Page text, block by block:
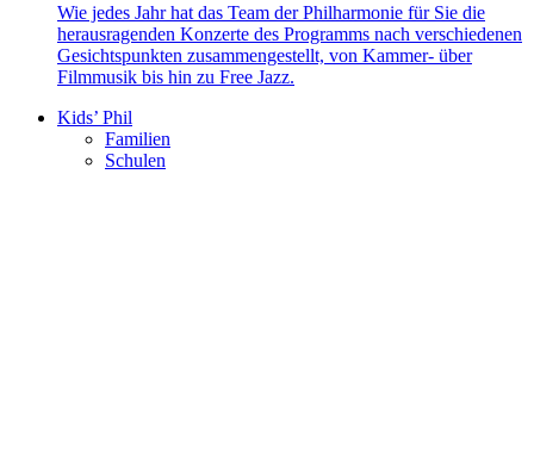
Wie jedes Jahr hat das Team der Philharmonie für Sie die
herausragenden Konzerte des Programms nach verschiedenen
Gesichtspunkten zusammengestellt, von Kammer- über
Filmmusik bis hin zu Free Jazz.
Kids’ Phil
Familien
Schulen